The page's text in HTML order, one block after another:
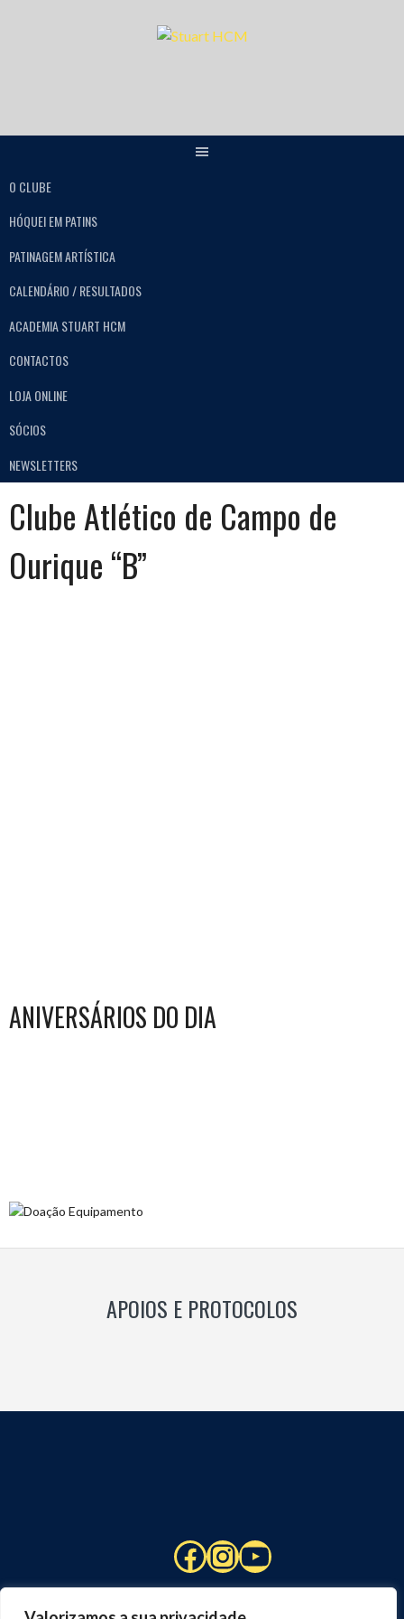
O CLUBE
HÓQUEI EM PATINS
PATINAGEM ARTÍSTICA
CALENDÁRIO / RESULTADOS
ACADEMIA STUART HCM
CONTACTOS
LOJA ONLINE
SÓCIOS
NEWSLETTERS
Clube Atlético de Campo de
Ourique “B”
ANIVERSÁRIOS DO DIA
APOIOS E PROTOCOLOS
Facebook
Instagram
YouTube